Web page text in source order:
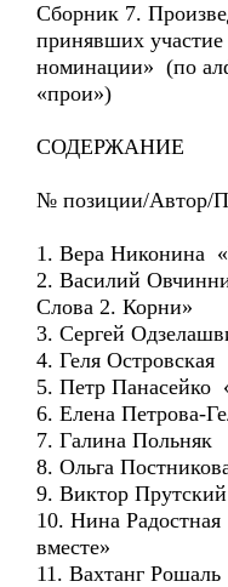
Сборник 7.
принявших
номинации» (по
«прои»)
СОДЕРЖАНИЕ
№ позиции/Автор/
1. Вера Никонина
2. Василий
Слова 2. Корни»
3. Сергей
4. Геля
5. Петр Панасейко
6. Елена Петрова-
7. Галина Польняк
8. Ольга
9. Виктор
10. Нина
вместе»
11. Вахтанг